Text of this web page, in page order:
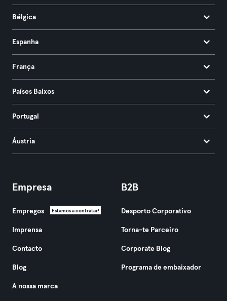
Bélgica
Espanha
França
Países Baixos
Portugal
Áustria
Empresa
Empregos Estamos a contratar!
Imprensa
Contacto
Blog
A nossa marca
B2B
Desporto Corporativo
Torna-te Parceiro
Corporate Blog
Programa de embaixador